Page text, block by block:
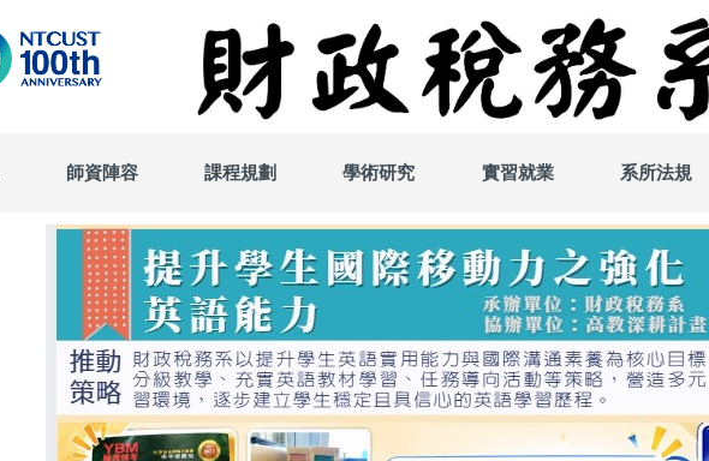
師資陣容 課程規劃 學術研究 實習就業 系所法規